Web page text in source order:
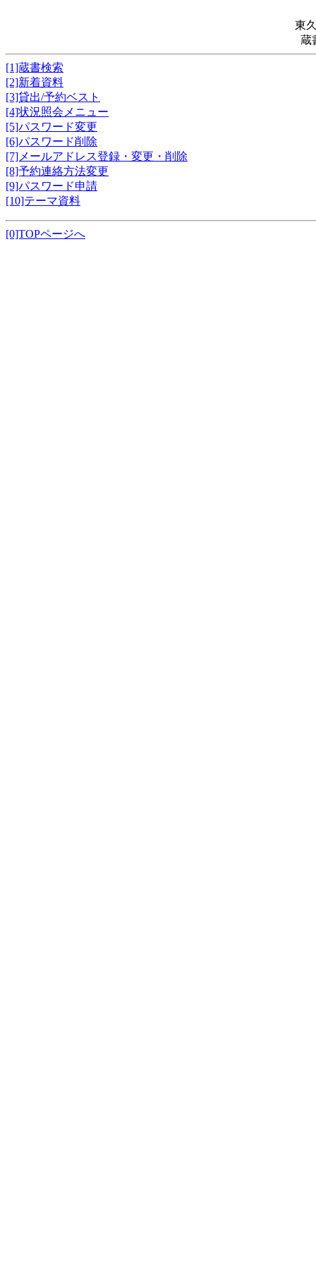
東
蔵
[1]蔵書検索
[2]新着資料
[3]貸出/予約ベスト
[4]状況照会メニュー
[5]パスワード変更
[6]パスワード削除
[7]メールアドレス登録・変更・削除
[8]予約連絡方法変更
[9]パスワード申請
[10]テーマ資料
[0]TOPページへ